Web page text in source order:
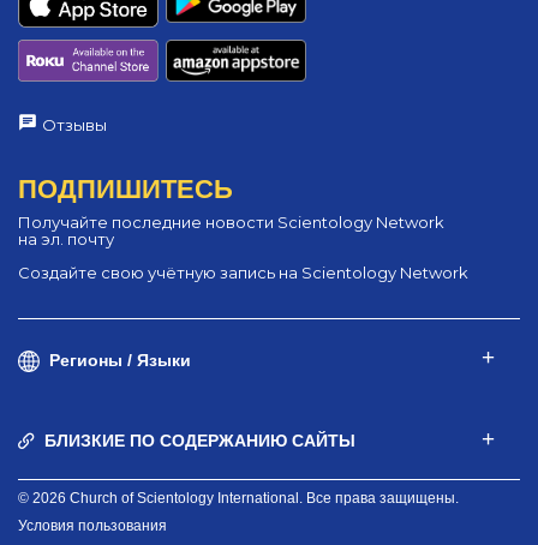
Отзывы
ПОДПИШИТЕСЬ
Получайте последние новости Scientology Network
на эл. почту
Создайте свою учётную запись на Scientology Network
Регионы / Языки
БЛИЗКИЕ ПО СОДЕРЖАНИЮ САЙТЫ
© 2026 Church of Scientology International. Все права защищены.
Условия пользования